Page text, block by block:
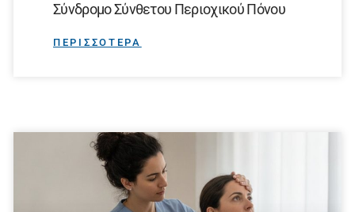
Σύνδρομο Σύνθετου Περιοχικού Πόνου
ΠΕΡΙΣΣΟΤΕΡΑ